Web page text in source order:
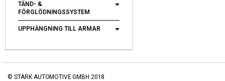
TÄND- &
FÖRGLÖDNINGSSYSTEM
UPPHÄNGNING TILL ARMAR
© STARK AUTOMOTIVE GMBH 2018